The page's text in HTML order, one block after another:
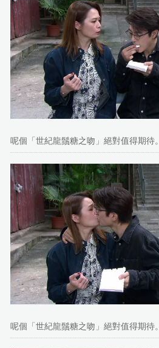
呢個「世紀龍鬚糖之吻」絕對值得期待。
呢個「世紀龍鬚糖之吻」絕對值得期待。